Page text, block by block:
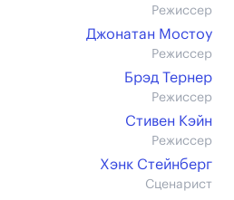
Режиссер
Джонатан Мостоу
Режиссер
Брэд Тернер
Режиссер
Стивен Кэйн
Режиссер
Хэнк Стейнберг
Сценарист